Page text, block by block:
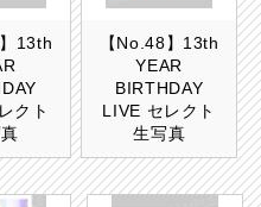
13th
クト
【No.48】13th
YEAR
BIRTHDAY
LIVE セレクト
生写真